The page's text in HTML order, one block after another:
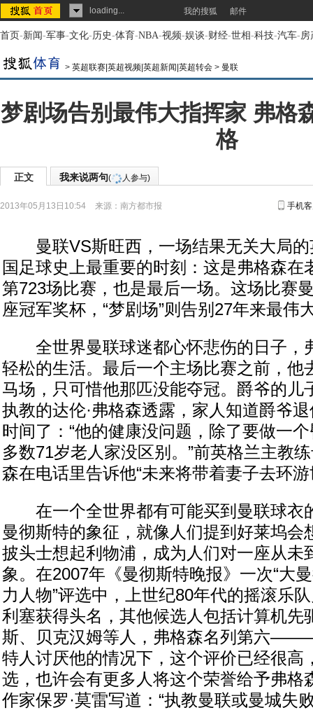
loading... 我的搜狐 邮件
首页-新闻-军事-文化-历史-体育-NBA-视频-娱谈-财经-世相-科技-汽车-房
> 英超联赛|英超视频|英超新闻|英超转会 > 曼联
梦剧场告别最伟大指挥家 弗格
格
正文 我来说两句( 人参与)
2013年05月13日10:54 来源： 南方都市报 手机
曼联VS斯旺西，一场结果无关大局的
国足球史上最重要的时刻：这是弗格森在
第723场比赛，也是最后一场。这场比赛
座冠军奖杯，“梦剧场”则告别27年来最伟
全世界曼联球迷都心怀悲伤的日子，
轻松的生活。最后一个主场比赛之前，他
马场，只可惜他那匹没能夺冠。爵爷的儿
执教的达伦·弗格森透露，家人知道爵爷
时间了：“他的健康没问题，除了要做一
多数71岁老人家没区别。”前英格兰主教
森在电话里告诉他“未来将带着妻子去环游
在一个全世界都有可能买到曼联球衣
曼彻斯特的象征，就像人们提到好莱坞会
披头士想起利物浦，成为人们对一座从未
象。在2007年《曼彻斯特晚报》一次“大
力人物”评选中，上世纪80年代的摇滚乐
利塞获得头名，其他候选人包括计算机先
斯、贝克汉姆等人，弗格森名列第六
特人讨厌他的情况下，这个评价已经很高
选，也许会有更多人将这个荣誉给予弗格
作家保罗·莫雷写道：“执教曼联或曼城失